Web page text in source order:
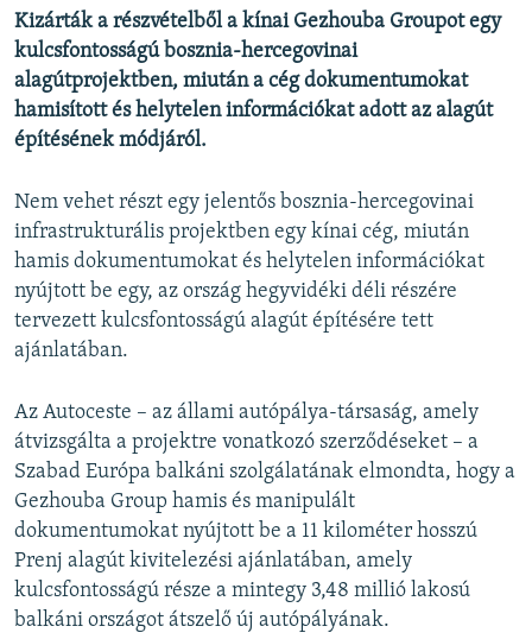
Kizárták a részvételből a kínai Gezhouba Groupot egy
kulcsfontosságú bosznia-hercegovinai
alagútprojektben, miután a cég dokumentumokat
hamisított és helytelen információkat adott az alagút
építésének módjáról.
Nem vehet részt egy jelentős bosznia-hercegovinai
infrastrukturális projektben egy kínai cég, miután
hamis dokumentumokat és helytelen információkat
nyújtott be egy, az ország hegyvidéki déli részére
tervezett kulcsfontosságú alagút építésére tett
ajánlatában.
Az Autoceste – az állami autópálya-társaság, amely
átvizsgálta a projektre vonatkozó szerződéseket – a
Szabad Európa balkáni szolgálatának elmondta, hogy a
Gezhouba Group hamis és manipulált
dokumentumokat nyújtott be a 11 kilométer hosszú
Prenj alagút kivitelezési ajánlatában, amely
kulcsfontosságú része a mintegy 3,48 millió lakosú
balkáni országot átszelő új autópályának.